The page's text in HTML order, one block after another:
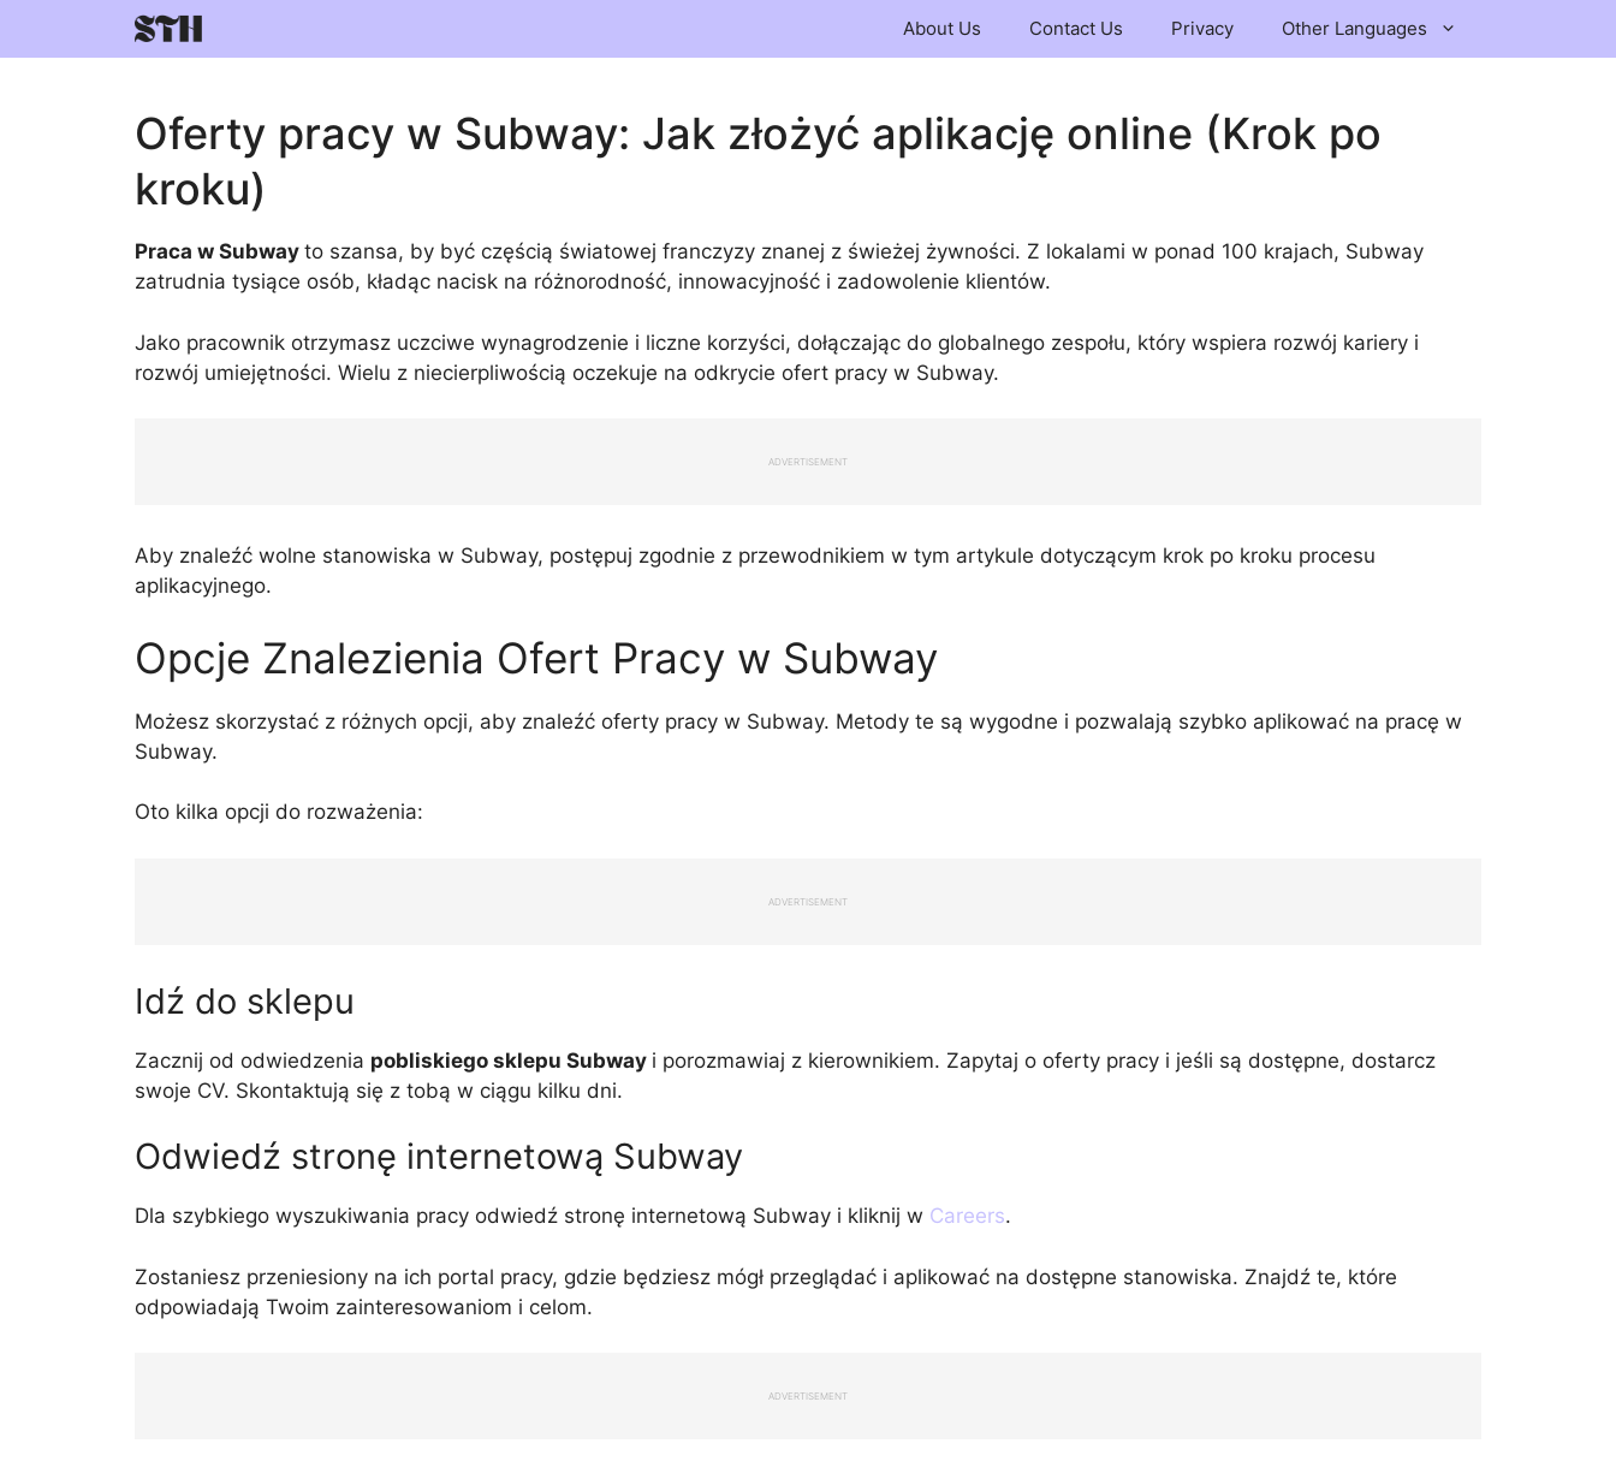
About Us Contact Us Privacy Other Languages
Oferty pracy w Subway: Jak złożyć aplikację online (Krok po
kroku)
Praca w Subway to szansa, by być częścią światowej franczyzy znanej z świeżej żywności. Z lokalami w ponad 100 krajach, Subway
zatrudnia tysiące osób, kładąc nacisk na różnorodność, innowacyjność i zadowolenie klientów.
Jako pracownik otrzymasz uczciwe wynagrodzenie i liczne korzyści, dołączając do globalnego zespołu, który wspiera rozwój kariery i
rozwój umiejętności. Wielu z niecierpliwością oczekuje na odkrycie ofert pracy w Subway.
ADVERTISEMENT
Aby znaleźć wolne stanowiska w Subway, postępuj zgodnie z przewodnikiem w tym artykule dotyczącym krok po kroku procesu
aplikacyjnego.
Opcje Znalezienia Ofert Pracy w Subway
Możesz skorzystać z różnych opcji, aby znaleźć oferty pracy w Subway. Metody te są wygodne i pozwalają szybko aplikować na pracę w
Subway.
Oto kilka opcji do rozważenia:
ADVERTISEMENT
Idź do sklepu
Zacznij od odwiedzenia pobliskiego sklepu Subway i porozmawiaj z kierownikiem. Zapytaj o oferty pracy i jeśli są dostępne, dostarcz
swoje CV. Skontaktują się z tobą w ciągu kilku dni.
Odwiedź stronę internetową Subway
Dla szybkiego wyszukiwania pracy odwiedź stronę internetową Subway i kliknij w Careers.
Zostaniesz przeniesiony na ich portal pracy, gdzie będziesz mógł przeglądać i aplikować na dostępne stanowiska. Znajdź te, które
odpowiadają Twoim zainteresowaniom i celom.
ADVERTISEMENT